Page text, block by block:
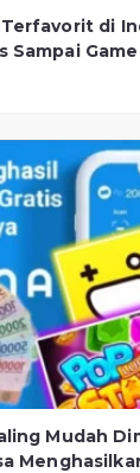
di
Sampai
Mudah